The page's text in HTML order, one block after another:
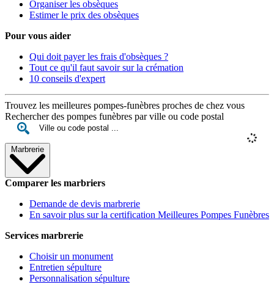
Organiser les obsèques
Estimer le prix des obsèques
Pour vous aider
Qui doit payer les frais d'obsèques ?
Tout ce qu'il faut savoir sur la crémation
10 conseils d'expert
Trouvez les meilleures pompes-funèbres proches de chez vous
Rechercher des pompes funèbres par ville ou code postal
Marbrerie
Comparer les marbriers
Demande de devis marbrerie
En savoir plus sur la certification Meilleures Pompes Funèbres
Services marbrerie
Choisir un monument
Entretien sépulture
Personnalisation sépulture